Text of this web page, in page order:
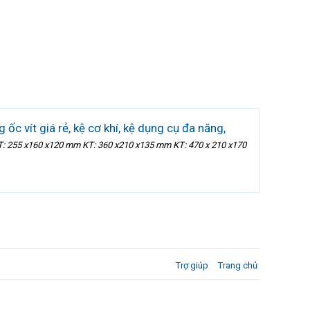
vít giá rẻ, kệ cơ khí, kệ dụng cụ đa năng,
x160 x120 mm KT: 360 x210 x135 mm KT: 470 x 210 x170
Trợ giúp Trang chủ